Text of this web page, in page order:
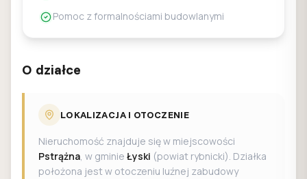
Pomoc z formalnościami budowlanymi
O działce
LOKALIZACJA I OTOCZENIE
Nieruchomość znajduje się w miejscowości
Pstrążna, w gminie Łyski (powiat rybnicki). Działka
położona jest w otoczeniu luźnej zabudowy